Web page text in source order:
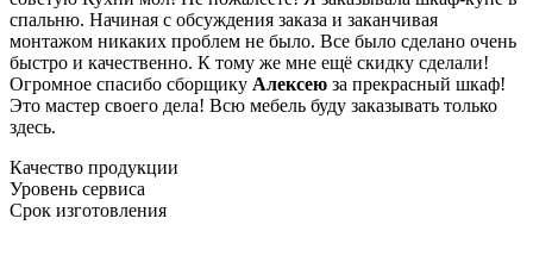
спальню. Начиная с обсуждения заказа и заканчивая
монтажом никаких проблем не было. Все было сделано очень
быстро и качественно. К тому же мне ещё скидку сделали!
Огромное спасибо сборщику Алексею за прекрасный шкаф!
Это мастер своего дела! Всю мебель буду заказывать только
здесь.
Качество продукции
Уровень сервиса
Срок изготовления